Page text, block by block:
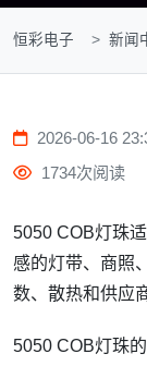
恒彩电子 新闻
2026-06-16
1734次阅读
5050 COB灯珠
感的灯带、商照
数、散热和供应
5050 COB灯珠